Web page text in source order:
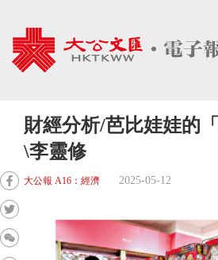
財經分析/芭比娃娃的
\李靈修
大公報 A16：經濟 2025-05-12